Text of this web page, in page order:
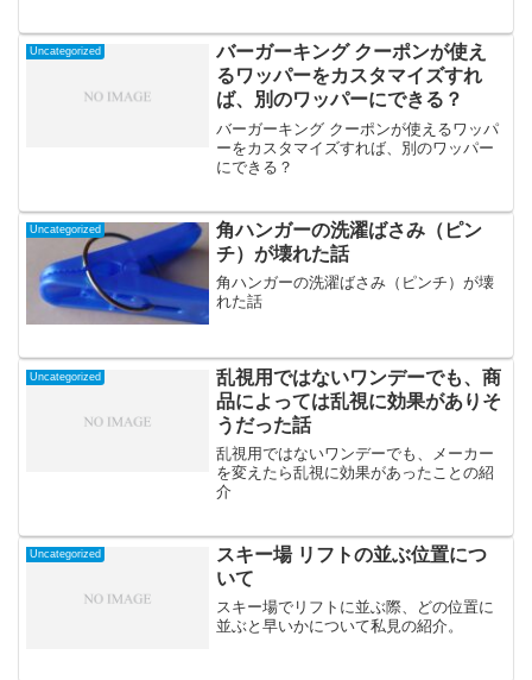
Uncategorized
バーガーキング クーポンが使え
るワッパーをカスタマイズすれ
ば、別のワッパーにできる？
バーガーキング クーポンが使えるワッパ
ーをカスタマイズすれば、別のワッパー
にできる？
Uncategorized
角ハンガーの洗濯ばさみ（ピン
チ）が壊れた話
角ハンガーの洗濯ばさみ（ピンチ）が壊
れた話
Uncategorized
乱視用ではないワンデーでも、商
品によっては乱視に効果がありそ
うだった話
乱視用ではないワンデーでも、メーカー
を変えたら乱視に効果があったことの紹
介
Uncategorized
スキー場 リフトの並ぶ位置につ
いて
スキー場でリフトに並ぶ際、どの位置に
並ぶと早いかについて私見の紹介。